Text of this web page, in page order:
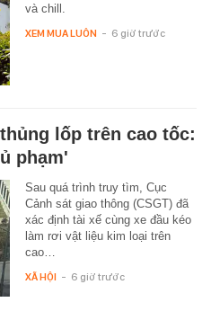
và chill.
XEM MUA LUÔN - 6 giờ trước
lốp trên cao tốc:
phạm'
Sau quá trình truy tìm, Cục
Cảnh sát giao thông (CSGT) đã
xác định tài xế cùng xe đầu kéo
làm rơi vật liệu kim loại trên
cao…
XÃ HỘI - 6 giờ trước